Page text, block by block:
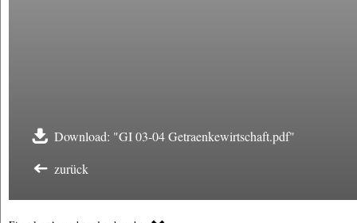
Download: "GI 03-04 Getraenkewirtschaft.pdf"
zurück